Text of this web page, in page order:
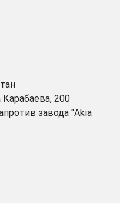
200
завода "Akia